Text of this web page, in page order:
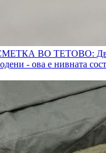
ВО ТЕТОВО:
- ова е нивната